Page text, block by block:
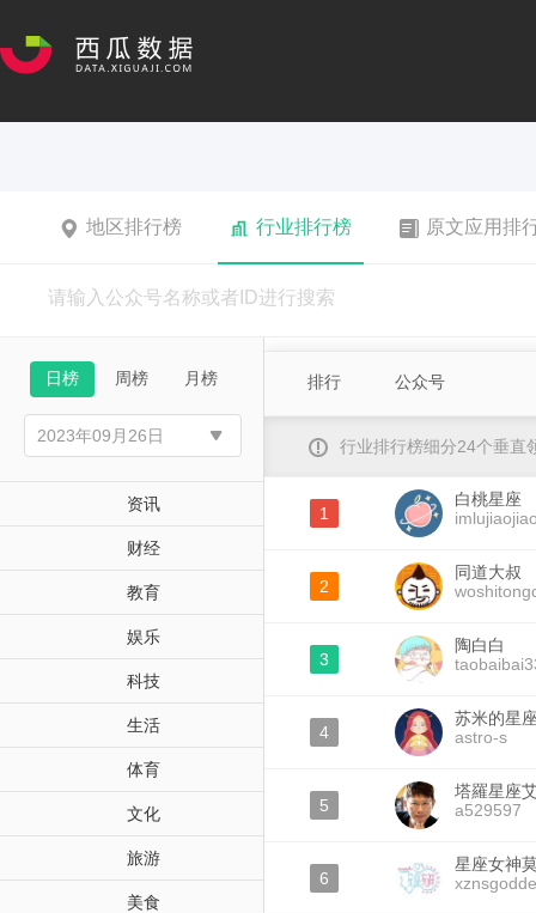
地区排行榜 行业排行榜 原文应用排
日榜 周榜 月榜
资讯
财经
教育
娱乐
科技
生活
体育
文化
旅游
美食
排行 公众号
行业排行榜细分24个垂直
1
白桃星座
2
同道大叔
3
陶白白
4
苏米的星
astro-s
5
塔羅星座
a529597
6
星座女神